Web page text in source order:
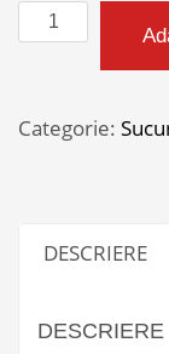
Cantitate
ANA
SUC
CATINA
Categorie:
DESCRIERE
DESCRIERE